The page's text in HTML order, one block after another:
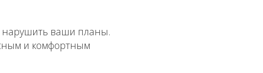
нарушить ваши планы.
и комфортным